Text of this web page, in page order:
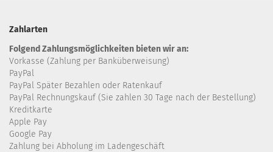
Zahlarten
Folgend Zahlungsmöglichkeiten bieten wir an:
Vorkasse (Zahlung per Banküberweisung)
PayPal
PayPal Später Bezahlen oder Ratenkauf
PayPal Rechnungskauf (Sie zahlen 30 Tage nach der Bestellung)
Kreditkarte
Apple Pay
Google Pay
Zahlung bei Abholung im Ladengeschäft